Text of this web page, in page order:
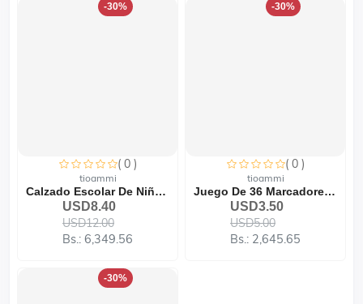
-30%
( 0 )
tioammi
Calzado Escolar De Niña 9...
USD8.40
USD12.00
Bs.: 6,349.56
-30%
( 0 )
tioammi
Juego De 36 Marcadores Do...
USD3.50
USD5.00
Bs.: 2,645.65
-30%